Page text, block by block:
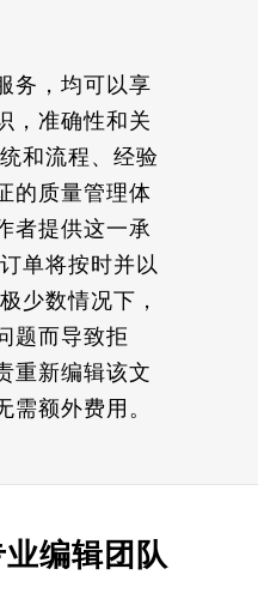
务，均可以享
，准确性和关
和流程、经验
的质量管理体
者提供这一承
单将按时并以
少数情况下，
题而导致拒
重新编辑该文
需额外费用。
编辑团队